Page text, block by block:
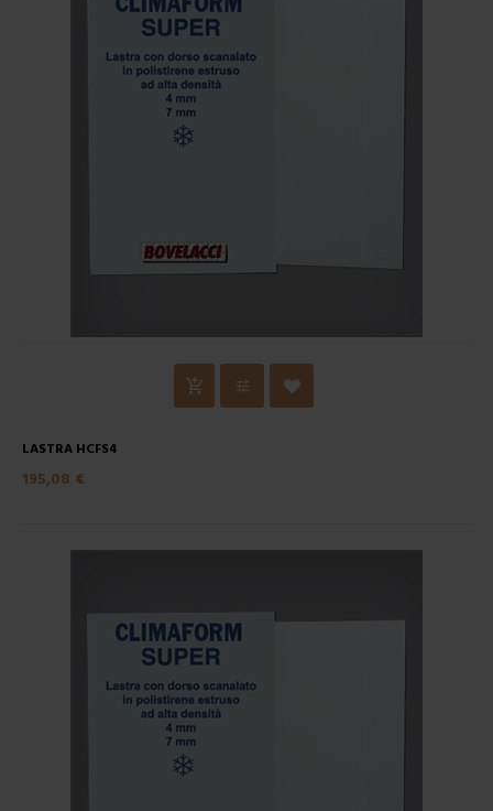
LASTRA HCFS4
195,08 €